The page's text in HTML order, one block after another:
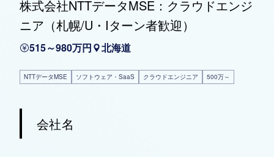
株式会社NTTデータMSE：クラウドエンジ
ニア（札幌/U・Iターン者歓迎）
515～980万円 北海道
NTTデータMSE ソフトウェア・SaaS クラウドエンジニア 500万～
会社名